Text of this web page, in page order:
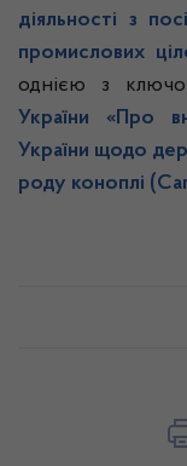
діяльності з
промислових
однією з
України «Про
України щодо
роду коноплі